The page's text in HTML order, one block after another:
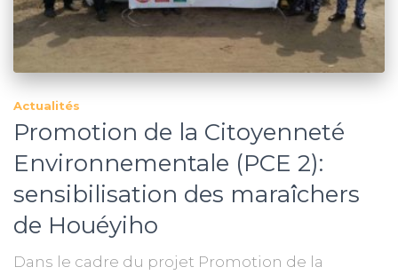
Actualités
Promotion de la Citoyenneté
Environnementale (PCE 2):
sensibilisation des maraîchers
de Houéyiho
Dans le cadre du projet Promotion de la